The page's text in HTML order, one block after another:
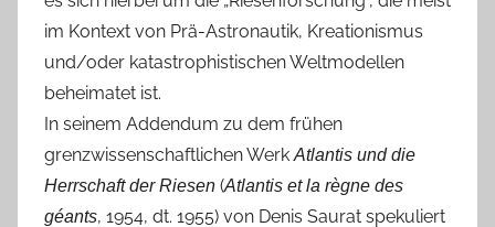
im Kontext von Prä-Astronautik, Kreationismus
und/oder katastrophistischen Weltmodellen
beheimatet ist.
In seinem Addendum zu dem frühen
grenzwissenschaftlichen Werk Atlantis und die
Herrschaft der Riesen (Atlantis et la règne des
géants, 1954, dt. 1955) von Denis Saurat spekuliert